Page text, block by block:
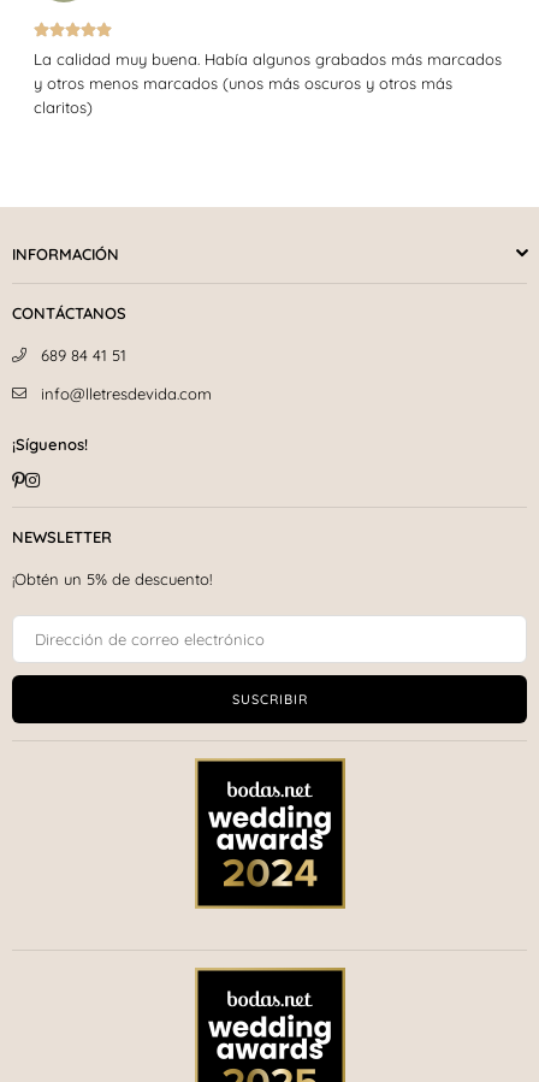
La calidad muy buena. Había algunos grabados más marcados
y otros menos marcados (unos más oscuros y otros más
claritos)
INFORMACIÓN
CONTÁCTANOS
689 84 41 51
info@lletresdevida.com
¡Síguenos!
Pinterest
Instagram
NEWSLETTER
¡Obtén un 5% de descuento!
SUSCRIBIR